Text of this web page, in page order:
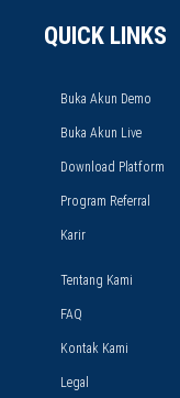
QUICK LINKS
Buka Akun Demo
Buka Akun Live
Download Platform
Program Referral
Karir
Tentang Kami
FAQ
Kontak Kami
Legal